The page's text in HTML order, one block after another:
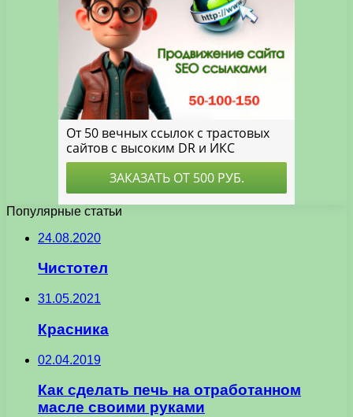
Популярные статьи
24.08.2020
Чистотел
31.05.2021
Красника
02.04.2019
Как сделать печь на отработанном
масле своими руками